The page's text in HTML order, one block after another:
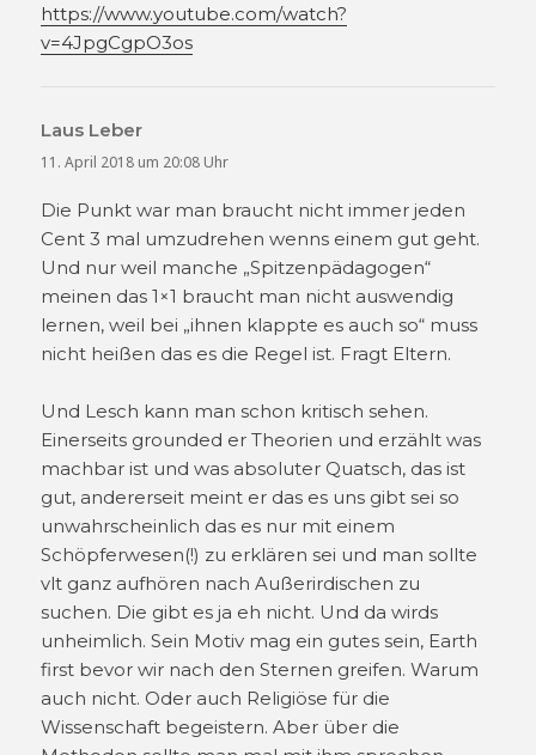
https://www.youtube.com/watch?
v=4JpgCgpO3os
Laus Leber
11. April 2018 um 20:08 Uhr
Die Punkt war man braucht nicht immer jeden
Cent 3 mal umzudrehen wenns einem gut geht.
Und nur weil manche „Spitzenpädagogen“
meinen das 1×1 braucht man nicht auswendig
lernen, weil bei „ihnen klappte es auch so“ muss
nicht heißen das es die Regel ist. Fragt Eltern.
Und Lesch kann man schon kritisch sehen.
Einerseits grounded er Theorien und erzählt was
machbar ist und was absoluter Quatsch, das ist
gut, andererseit meint er das es uns gibt sei so
unwahrscheinlich das es nur mit einem
Schöpferwesen(!) zu erklären sei und man sollte
vlt ganz aufhören nach Außerirdischen zu
suchen. Die gibt es ja eh nicht. Und da wirds
unheimlich. Sein Motiv mag ein gutes sein, Earth
first bevor wir nach den Sternen greifen. Warum
auch nicht. Oder auch Religiöse für die
Wissenschaft begeistern. Aber über die